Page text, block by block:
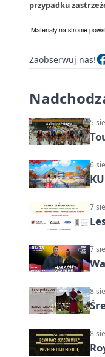
przypadku
Zaobserwuj nas!
5
6
7
7
8
8